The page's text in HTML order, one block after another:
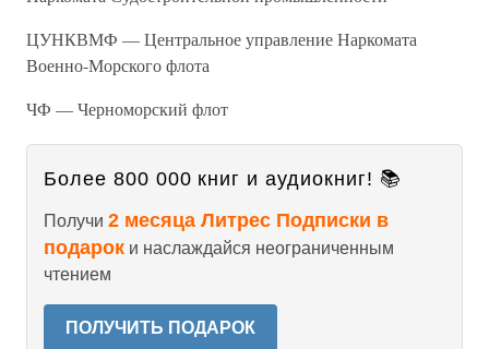
ЦУНКВМФ — Центральное управление Наркомата
Военно-Морского флота
ЧФ — Черноморский флот
Более 800 000 книг и аудиокниг! 📚
Получи 2 месяца Литрес Подписки в
подарок и наслаждайся неограниченным
чтением
ПОЛУЧИТЬ ПОДАРОК